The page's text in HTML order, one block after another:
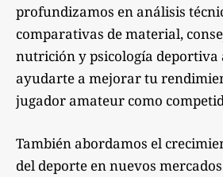
profundizamos en análisis
comparativas de material,
nutrición y psicología deportiva
ayudarte a mejorar tu
jugador amateur como
También abordamos el
del deporte en nuevos